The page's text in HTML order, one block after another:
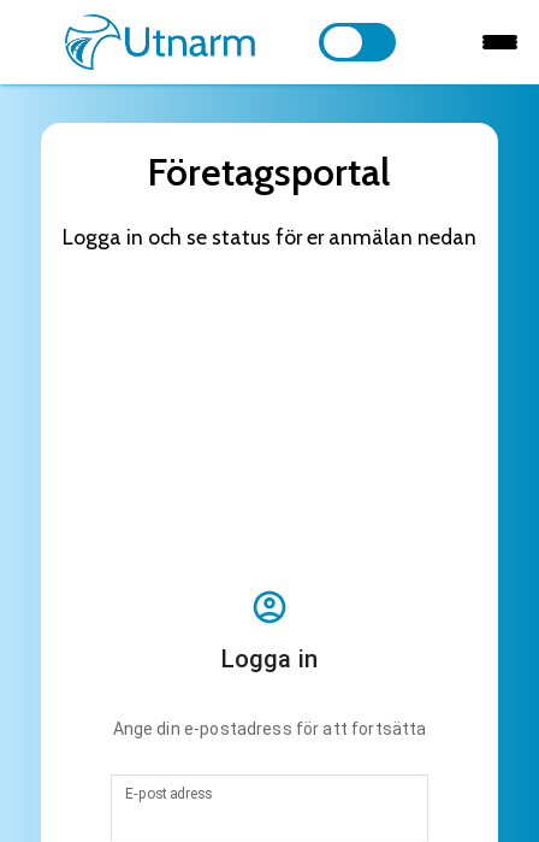
Företagsportal
Logga in och se status för er anmälan nedan
Logga in
Ange din e-postadress för att fortsätta
E-postadress